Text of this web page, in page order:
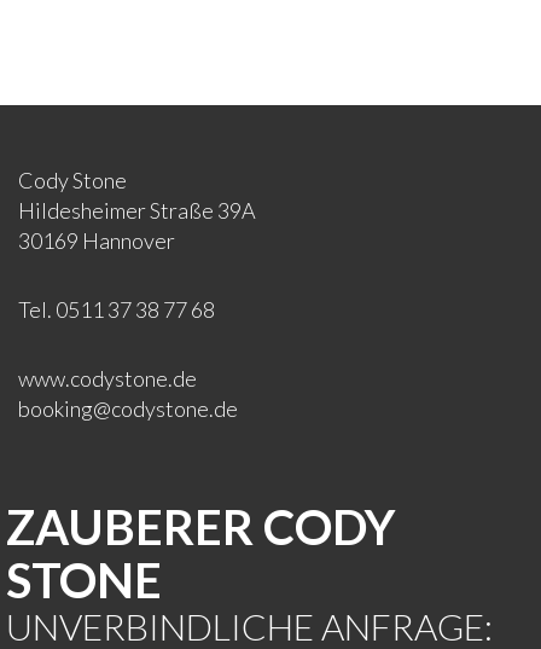
Cody Stone
Hildesheimer Straße 39A
30169 Hannover
Tel. 0511 37 38 77 68
www.codystone.de
booking@codystone.de
ZAUBERER CODY
STONE
UNVERBINDLICHE ANFRAGE: